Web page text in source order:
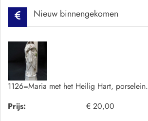
Nieuw binnengekomen
1126=Maria met het Heilig Hart, porselein.
Prijs:
€ 20,00